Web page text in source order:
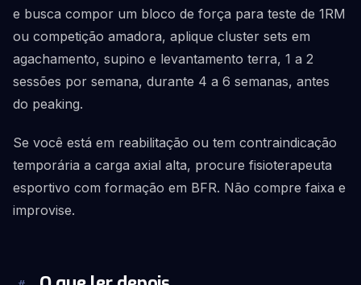
e busca compor um bloco de força para teste de 1RM
ou competição amadora, aplique cluster sets em
agachamento, supino e levantamento terra, 1 a 2
sessões por semana, durante 4 a 6 semanas, antes
do peaking.
Se você está em reabilitação ou tem contraindicação
temporária a carga axial alta, procure fisioterapeuta
esportivo com formação em BFR. Não compre faixa e
improvise.